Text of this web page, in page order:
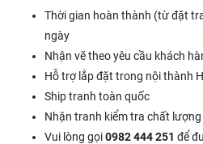
Thời gian hoàn thành (từ đặt
ngày
Nhận vẽ theo yêu cầu khách
Hỗ trợ lắp đặt trong nội thành
Ship tranh toàn quốc
Nhận tranh kiểm tra chất
Vui lòng gọi0982 444 251 để